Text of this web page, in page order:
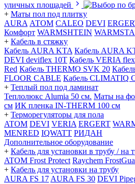
уличных площадей
+ Маты пол под плитку
AURA АТОМ CALEO DEVI
Комфорт WARMSHTEIN
+ Кабель в стяжку
Кабель AURA KTA Кабель AURA
DEVI deviflex 10T Кабель VERIA
Red Кабель THERMO SVK 20
FLOOR CABLE Кабель CLIMATIQ
+ Теплый пол под ламинат
Теплолюкс Alumia 50 см. Маты на
см ИК пленка IN-THERM 100 см
+ Терморегуляторы для пола
ATOM DEVI VERIA ERGERT
MENRED IQWATT РИДАН
Дополнительное оборудование
+ Кабель для установки в трубу / на
ATOM Frost Protect Raychem
+ Кабель для установки на трубу
AURA FS 17 AURA FS 30 DEVI